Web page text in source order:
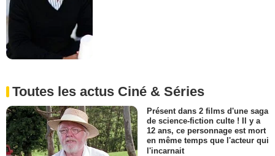
Toutes les actus Ciné & Séries
Présent dans 2 films d'une saga
de science-fiction culte ! Il y a
12 ans, ce personnage est mort
en même temps que l'acteur qui
l'incarnait